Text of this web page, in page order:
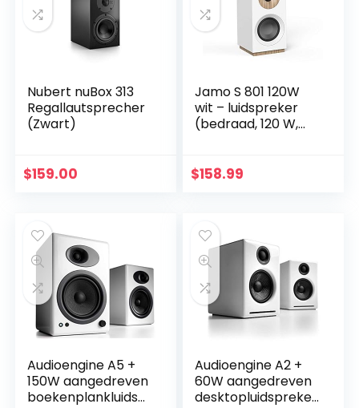
Nubert nuBox 313
Regallautsprecher
(Zwart)
$159.00
Jamo S 801 120W
wit – luidspreker
(bedraad, 120 W,
$158.99
Audioengine A5 +
150W aangedreven
boekenplankluidsp
Audioengine A2 +
60W aangedreven
desktopluidspreker